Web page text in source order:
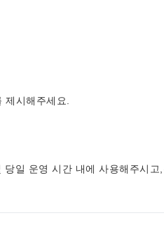
시해주세요.
당일 운영 시간 내에 사용해주시